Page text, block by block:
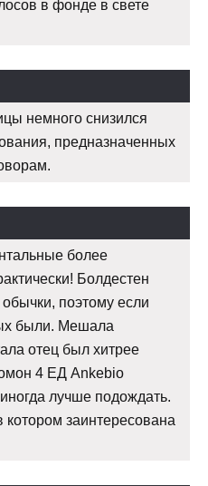
в фонде в свете
немного снизился
предназначенных
более
Болдестен
поэтому если
были. Мешала
отец был хитрее
4 ЕД Ankebio
лучше подождать.
котором заинтересована